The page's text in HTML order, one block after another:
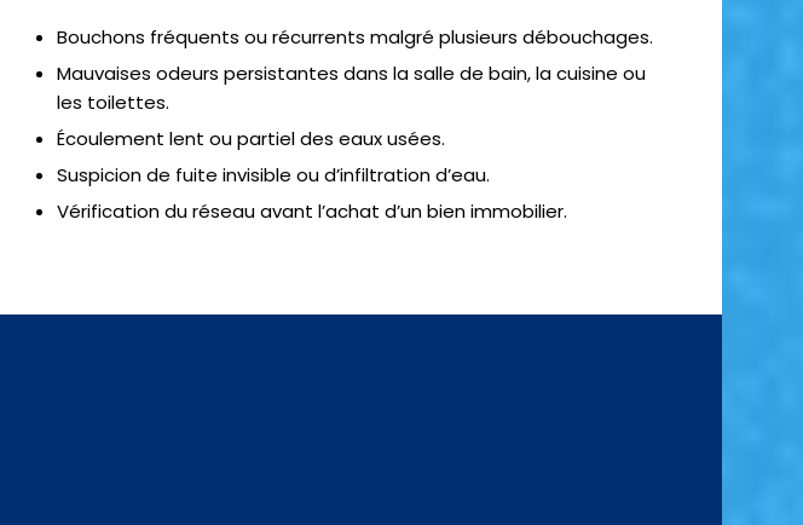
Bouchons fréquents ou récurrents malgré plusieurs débouchages.
Mauvaises odeurs persistantes dans la salle de bain, la cuisine ou
les toilettes.
Écoulement lent ou partiel des eaux usées.
Suspicion de fuite invisible ou d’infiltration d’eau.
Vérification du réseau avant l’achat d’un bien immobilier.